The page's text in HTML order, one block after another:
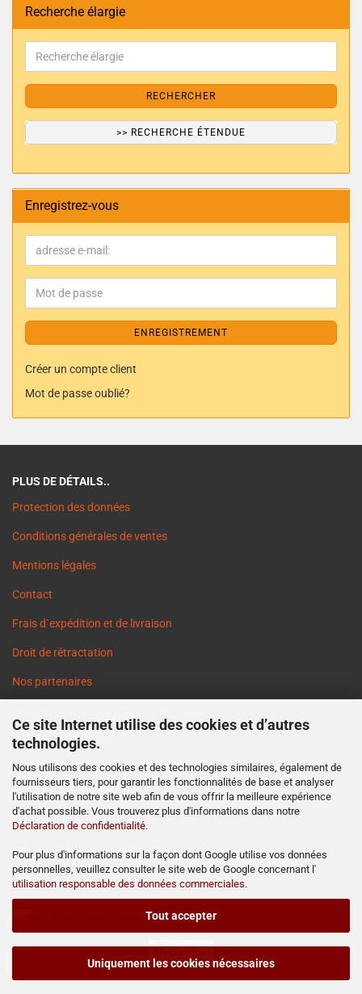
Ce site Internet utilise des cookies et d’autres
technologies.
Nous utilisons des cookies et des technologies similaires, également de
fournisseurs tiers, pour garantir les fonctionnalités de base et analyser
l'utilisation de notre site web afin de vous offrir la meilleure expérience
d'achat possible. Vous trouverez plus d'informations dans notre
Déclaration de confidentialité.
Pour plus d'informations sur la façon dont Google utilise vos données
personnelles, veuillez consulter le site web de Google concernant l'
utilisation responsable des données commerciales.
Tout accepter
Uniquement les cookies nécessaires
Recherche élargie
RECHERCHER
>> RECHERCHE ÉTENDUE
Enregistrez-vous
ENREGISTREMENT
Créer un compte client
Mot de passe oublié?
PLUS DE DÉTAILS..
Protection des données
Conditions générales de ventes
Mentions légales
Contact
Frais d`expédition et de livraison
Droit de rétractation
Nos partenaires
Cookie Einstellungen
http://www.ost2rad.com
http://www.moto-prodejna.cz
http://mz-motor-shop.com